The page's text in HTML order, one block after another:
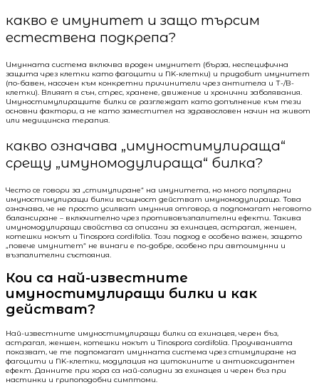
какво е имунитет и защо търсим
естествена подкрепа?
Имунната система включва вроден имунитет (бърза, неспецифична
защита чрез клетки като фагоцити и NK-клетки) и придобит имунитет
(по-бавен, насочен към конкретни причинители чрез антитела и Т-/В-
клетки). Влияят я сън, стрес, хранене, движение и хронични заболявания.
Имуностимулиращите билки се разглеждат като допълнение към тези
основни фактори, а не като заместител на здравословен начин на живот
или медицинска терапия.
какво означава „имуностимулираща“
срещу „имуномодулираща“ билка?
Често се говори за „стимулиране“ на имунитета, но много популярни
имуностимулиращи билки всъщност действат имуномодулиращо. Това
означава, че не просто усилват имунния отговор, а подпомагат неговото
балансиране – включително чрез противовъзпалителни ефекти. Такива
имуномодулиращи свойства са описани за ехинацея, астрагал, женшен,
котешки нокът и Tinospora cordifolia. Този подход е особено важен, защото
„повече имунитет“ не винаги е по-добре, особено при автоимунни и
възпалителни състояния.
Кои са най-известните
имуностимулиращи билки и как
действат?
Най-известните имуностимулиращи билки са ехинацея, черен бъз,
астрагал, женшен, котешки нокът и Tinospora cordifolia. Проучванията
показват, че те подпомагат имунната система чрез стимулиране на
фагоцити и NK-клетки, модулация на цитокините и антиоксидантен
ефект. Данните при хора са най-солидни за ехинацея и черен бъз при
настинки и грипоподобни симптоми.